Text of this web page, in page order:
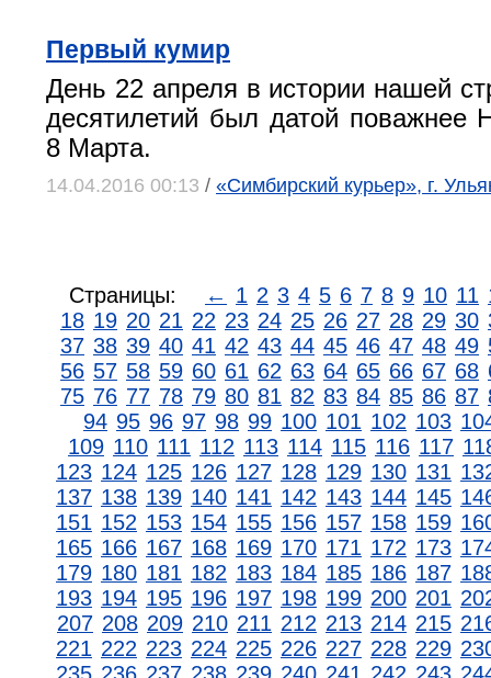
Первый кумир
День 22 апреля в истории нашей
десятилетий был датой поважнее
8 Марта.
14.04.2016 00:13 / «Симбирский курьер», г.
Страницы: ← 1 2 3 4 5 6 7 8 9 10 11
18 19 20 21 22 23 24 25 26 27 28 29 30
37 38 39 40 41 42 43 44 45 46 47 48 49
56 57 58 59 60 61 62 63 64 65 66 67 68
75 76 77 78 79 80 81 82 83 84 85 86 87
94 95 96 97 98 99 100 101 102 103
109 110 111 112 113 114 115 116 117
123 124 125 126 127 128 129 130 131
137 138 139 140 141 142 143 144 145
151 152 153 154 155 156 157 158 159
165 166 167 168 169 170 171 172 173
179 180 181 182 183 184 185 186 187
193 194 195 196 197 198 199 200 201
207 208 209 210 211 212 213 214 215
221 222 223 224 225 226 227 228 229